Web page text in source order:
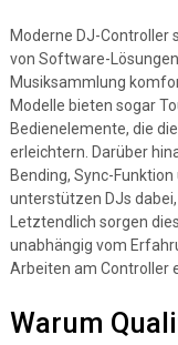
Moderne DJ-Controller
von Software-
Musiksammlung
Modelle bieten sogar
Bedienelemente, die
erleichtern. Darüber
Bending, Sync-
unterstützen DJs
Letztendlich sorgen
unabhängig vom
Arbeiten am Controller
Warum